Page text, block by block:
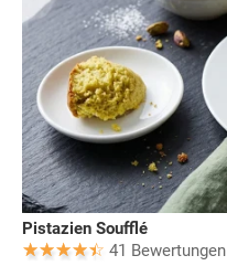
Pistazien Soufflé
41 Bewertungen